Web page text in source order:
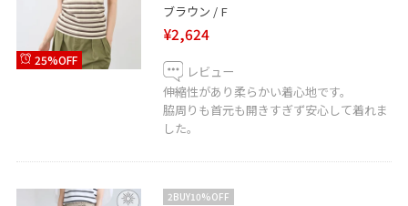
25%OFF
ブラウン / F
¥2,624
レビュー
伸縮性があり柔らかい着心地です。
脇周りも首元も開きすぎず安心して着れま
した。
2BUY10%OFF